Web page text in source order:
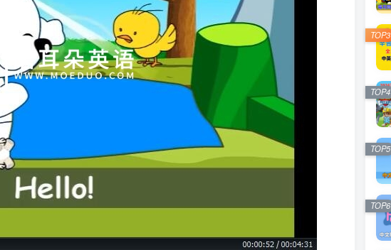
TOP3
TOP4
TOP5
TOP6